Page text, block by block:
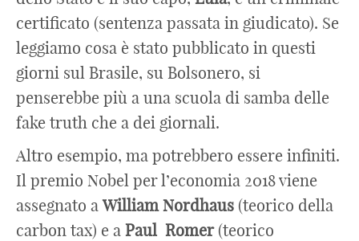
certificato (sentenza passata in giudicato). Se
leggiamo cosa è stato pubblicato in questi
giorni sul Brasile, su Bolsonero, si
penserebbe più a una scuola di samba delle
fake truth che a dei giornali.
Altro esempio, ma potrebbero essere infiniti.
Il premio Nobel per l’economia 2018 viene
assegnato aWilliam Nordhaus (teorico della
carbon tax) e a Paul Romer(teorico